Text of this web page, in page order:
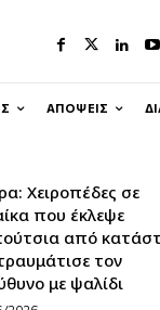
ΑΠΟΨΕΙΣ
Xειροπέδες σε
που έκλεψε
από
τον
με ψαλίδι